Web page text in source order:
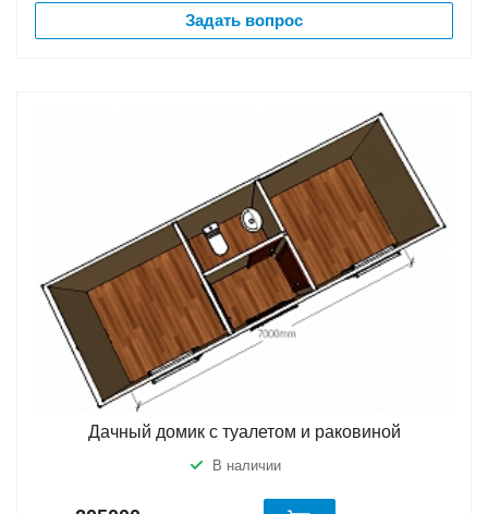
Задать вопрос
Дачный домик с туалетом и раковиной
В наличии